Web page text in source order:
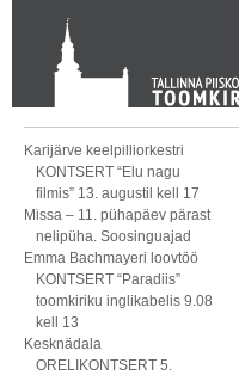
KONTAKT
Toom-Kooli 6, 10130 TALLINN
tallinna.toom@eelk.ee
Karijärve keelpilliorkestri
KONTSERT “Elu nagu
filmis” 13. augustil kell 17
Missa – 11. pühapäev pärast
nelipüha. Soosinguajad
Emma Bachmayeri loovtöö
KONTSERT “Paradiis”
toomkiriku inglikabelis 9.08
kell 13
Kesknädala
ORELIKONTSERT 5.